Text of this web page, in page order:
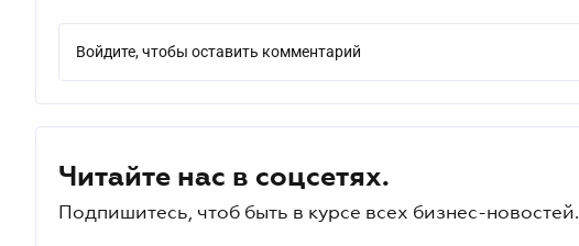
Войдите, чтобы оставить комментарий
Читайте нас в соцсетях.
Подпишитесь, чтоб быть в курсе всех бизнес-новостей.